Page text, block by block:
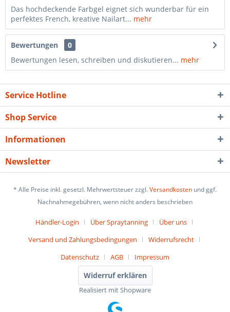
Das hochdeckende Farbgel eignet sich wunderbar für ein
perfektes French, kreative Nailart... mehr
Bewertungen
0
Bewertungen lesen, schreiben und diskutieren... mehr
Service Hotline
Shop Service
Informationen
Newsletter
* Alle Preise inkl. gesetzl. Mehrwertsteuer zzgl.Versandkosten und ggf.
Nachnahmegebühren, wenn nicht anders beschrieben
Händler-Login Über Spraytanning
Über uns
Versand und Zahlungsbedingungen
Widerrufsrecht
Datenschutz
AGB Impressum
Widerruf erklären
Realisiert mit Shopware